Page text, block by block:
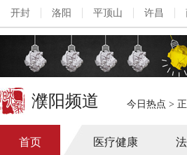
开封 洛阳 平顶山 许昌
濮阳频道 今日热点 >
首页 医疗健康